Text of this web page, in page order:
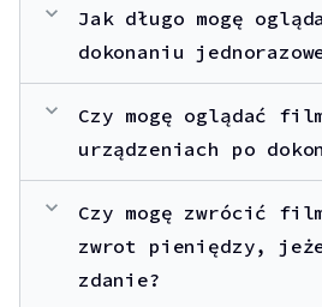
expand_more
Jak długo mogę
dokonaniu
expand_more
Czy mogę oglądać
urządzeniach po
expand_more
Czy mogę zwrócić
zwrot pieniędzy,
zdanie?